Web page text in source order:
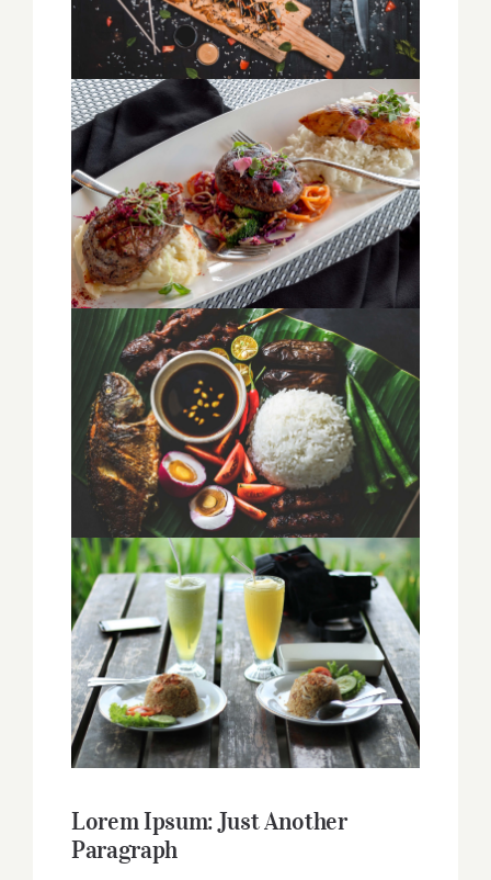
Lorem Ipsum: Just Another
Paragraph